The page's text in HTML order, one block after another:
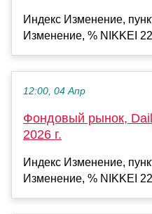
Индекс Изменение,
Изменение, % NIKKEI
12:00, 04 Апр
Фондовый рынок,
2026 г.
Индекс Изменение,
Изменение, % NIKKEI